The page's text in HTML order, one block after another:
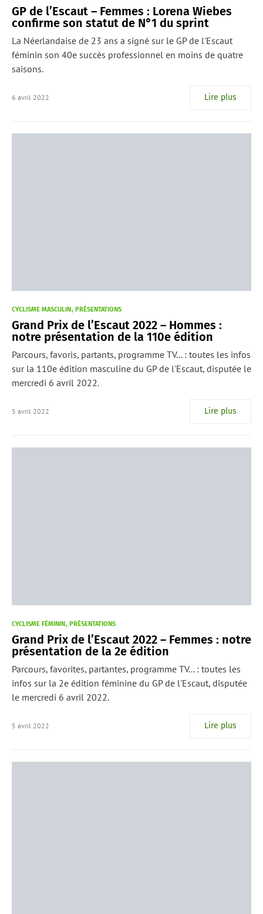
GP de l’Escaut – Femmes : Lorena Wiebes
confirme son statut de N°1 du sprint
La Néerlandaise de 23 ans a signé sur le GP de l'Escaut
féminin son 40e succès professionnel en moins de quatre
saisons.
6 avril 2022 Lire plus
CYCLISME MASCULIN PRÉSENTATIONS
Grand Prix de l’Escaut 2022 – Hommes :
notre présentation de la 110e édition
Parcours, favoris, partants, programme TV... : toutes les infos
sur la 110e édition masculine du GP de l'Escaut, disputée le
mercredi 6 avril 2022.
5 avril 2022 Lire plus
CYCLISME FÉMININ PRÉSENTATIONS
Grand Prix de l’Escaut 2022 – Femmes : notre
présentation de la 2e édition
Parcours, favorites, partantes, programme TV... : toutes les
infos sur la 2e édition féminine du GP de l'Escaut, disputée
le mercredi 6 avril 2022.
5 avril 2022 Lire plus